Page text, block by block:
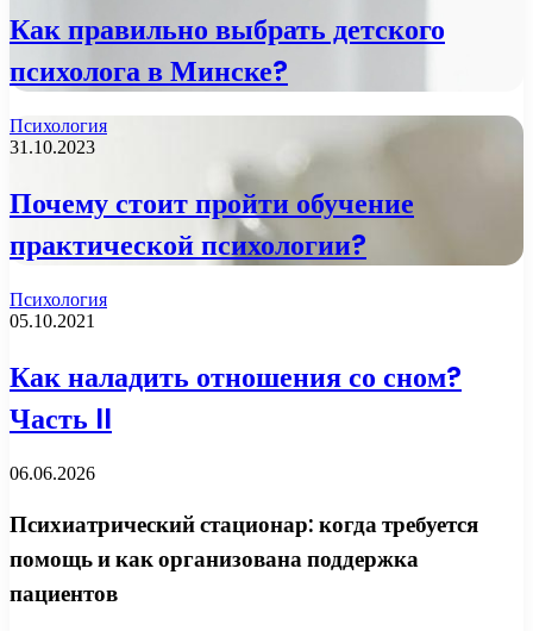
Как правильно выбрать детского
психолога в Минске?
Психология
31.10.2023
Почему стоит пройти обучение
практической психологии?
Психология
05.10.2021
Как наладить отношения со сном?
Часть II
06.06.2026
Психиатрический стационар: когда требуется
помощь и как организована поддержка
пациентов